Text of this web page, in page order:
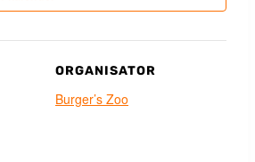
ORGANISATOR
Burger’s Zoo